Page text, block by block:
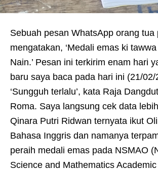
Sebuah pesan WhatsApp orang tua
mengatakan, ‘Medali emas ki
Nain.’ Pesan ini terkirim enam hari
baru saya baca pada hari ini (21/02/
‘Sungguh terlalu’, kata Raja
Roma. Saya langsung cek data
Qinara Putri Ridwan ternyata ikut
Bahasa Inggris dan namanya
peraih medali emas pada NSMAO
Science and Mathematics